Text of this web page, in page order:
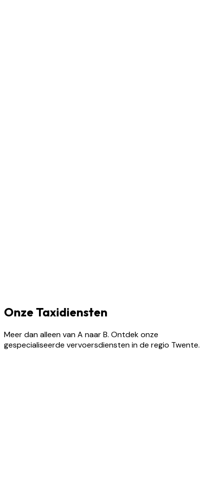
Onze Taxidiensten
Meer dan alleen van A naar B. Ontdek onze
gespecialiseerde vervoersdiensten in de regio Twente.